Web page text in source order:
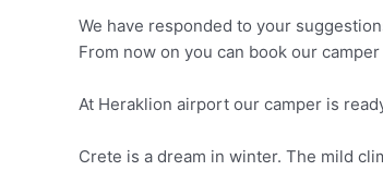
We have responded to your
From now on you can book our camper
At Heraklion airport our camper is
Crete is a dream in winter. The mild